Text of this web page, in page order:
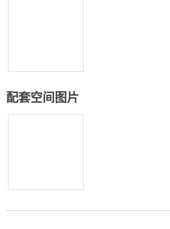
配套空间图片